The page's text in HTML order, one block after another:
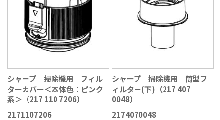
シャープ 掃除機用 フィル
ターカバー＜本体色：ピンク
系＞（217 110 7206）
2171107206
シャープ 掃除機用 筒型フ
ィルター(下)（217 407
0048）
2174070048